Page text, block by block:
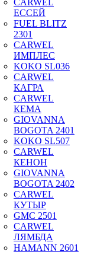
CARWEL
ЕССЕЙ
FUEL BLITZ
2301
CARWEL
ИМПЛЕС
KOKO SL036
CARWEL
КАГРА
CARWEL
КЕМА
GIOVANNA
BOGOTA 2401
KOKO SL507
CARWEL
КЕНОН
GIOVANNA
BOGOTA 2402
CARWEL
КУТЫР
GMC 2501
CARWEL
ЛЯМБДА
HAMANN 2601